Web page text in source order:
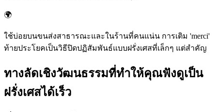
🌍
ใช้บ่อยบนขนส่งสาธารณะและในร้านที่คนแน่น การเติม 'merci'
ท้ายประโยคเป็นวิธีปิดปฏิสัมพันธ์แบบฝรั่งเศสที่เล็กๆ แต่สำคัญ
ทางลัดเชิงวัฒนธรรมที่ทำให้คุณฟังดูเป็น
ฝรั่งเศสได้เร็ว